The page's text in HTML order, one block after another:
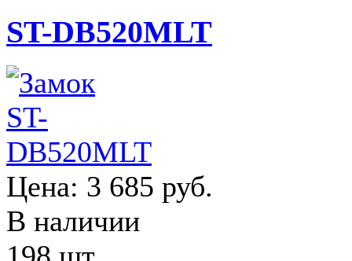
ST-DB520MLT
Цена: 3 685 руб.
В наличии